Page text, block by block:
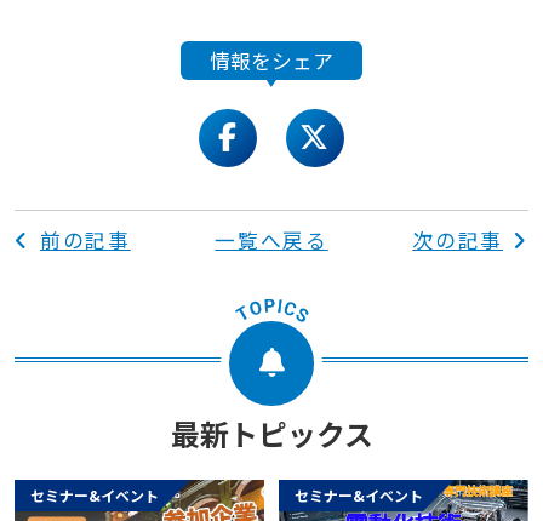
情報をシェア
facebooktwitter
前の記事 一覧へ戻る 次の記事
最新トピックス
セミナー&イベント セミナー&イベント